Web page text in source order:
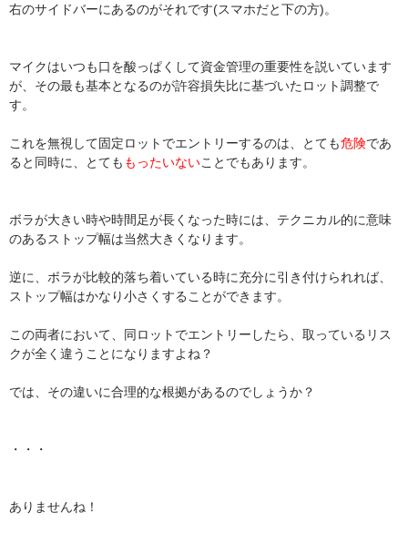
右のサイドバーにあるのがそれです(スマホだと下の方)。
マイクはいつも口を酸っぱくして資金管理の重要性を説いています
が、その最も基本となるのが許容損失比に基づいたロット調整で
す。
これを無視して固定ロットでエントリーするのは、とても危険であ
ると同時に、とても もったいないことでもあります。
ボラが大きい時や時間足が長くなった時には、テクニカル的に意味
のあるストップ幅は当然大きくなります。
逆に、ボラが比較的落ち着いている時に充分に引き付けられれば、
ストップ幅はかなり小さくすることができます。
この両者において、同ロットでエントリーしたら、取っているリス
クが全く違うことになりますよね？
では、その違いに合理的な根拠があるのでしょうか？
・・・
ありませんね！